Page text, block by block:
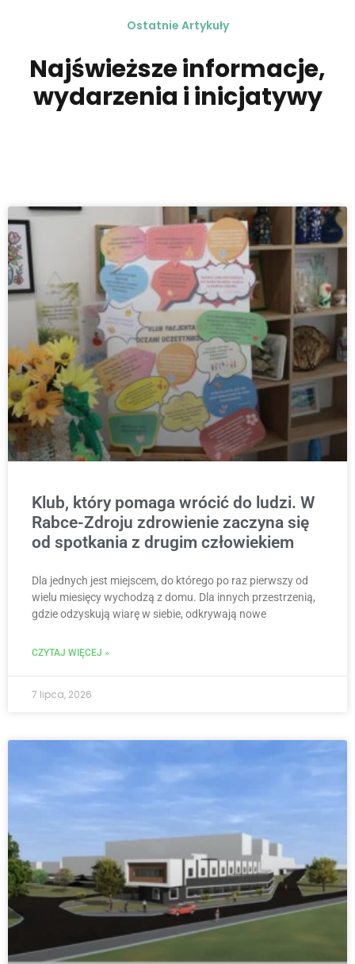
Ostatnie Artykuły
Najświeższe informacje,
wydarzenia i inicjatywy
Klub, który pomaga wrócić do ludzi. W
Rabce-Zdroju zdrowienie zaczyna się
od spotkania z drugim człowiekiem
Dla jednych jest miejscem, do którego po raz pierwszy od
wielu miesięcy wychodzą z domu. Dla innych przestrzenią,
gdzie odzyskują wiarę w siebie, odkrywają nowe
CZYTAJ WIĘCEJ »
7 lipca, 2026